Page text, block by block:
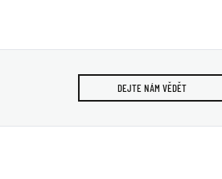
DEJTE NÁM VĚDĚT